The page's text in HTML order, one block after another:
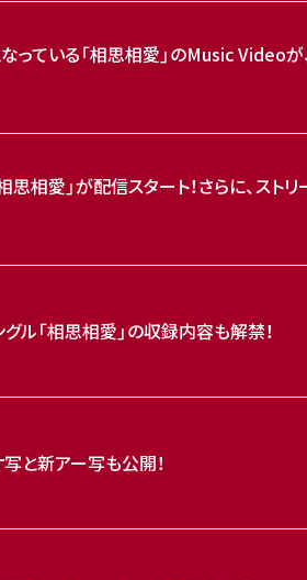
っている「相思相愛」のMusic Video
相愛」が配信スタート！さらに、スト
ル「相思相愛」の収録内容も解禁！
と新アー写も公開！